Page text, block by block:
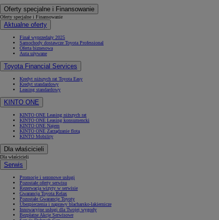
Oferty specjalne i Finansowanie
Oferty specjalne i Finansowanie
Aktualne oferty
Finał wyprzedaży 2025
Samochody dostawcze Toyota Professional
Oferta biznesowa
Auta używane
Toyota Financial Services
Kredyt niższych rat Toyota Easy
Kredyt standardowy
Leasing standardowy
KINTO ONE
KINTO ONE Leasing niższych rat
KINTO ONE Leasing konsumencki
KINTO ONE Najem
KINTO ONE Zarządzanie flotą
KINTO Mobility
Dla właścicieli
Dla właścicieli
Serwis
Promocje i sezonowe usługi
Pozostałe oferty serwisu
Rezerwacja wizyty w serwisie
Gwarancja Toyota Relax
Pozostałe Gwarancje Toyoty
Ubezpieczenia i naprawy blacharsko-lakiernicze
Innowacyjne usługi dla Twojej wygody
Bezpłatne Akcje Serwisowe